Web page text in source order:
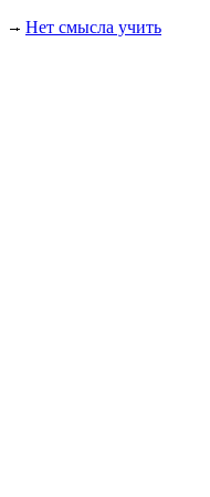
Нет смысла учить